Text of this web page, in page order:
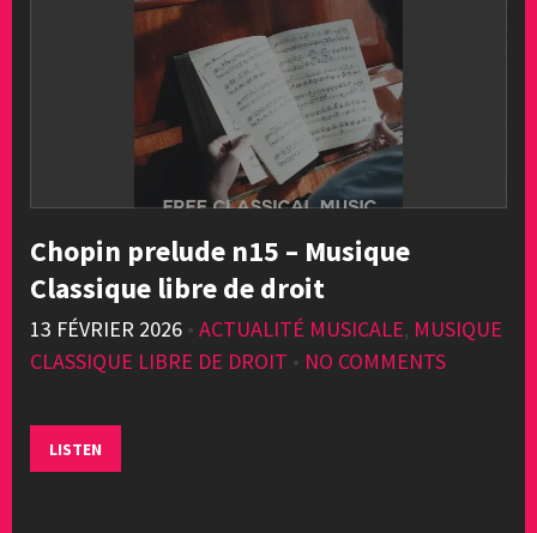
Chopin prelude n15 – Musique
Classique libre de droit
13 FÉVRIER 2026 • ACTUALITÉ MUSICALE, MUSIQUE
CLASSIQUE LIBRE DE DROIT • NO COMMENTS
LISTEN